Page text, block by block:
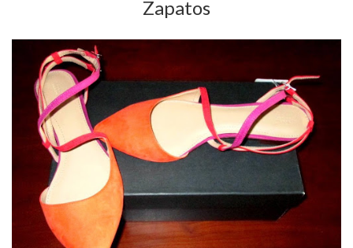
Zapatos